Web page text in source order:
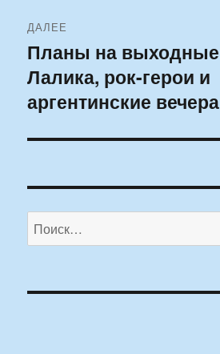
ДАЛЕЕ
Следующая
запись:
Планы на
Лалика, рок-герои и
аргентинские вечера
Искать: